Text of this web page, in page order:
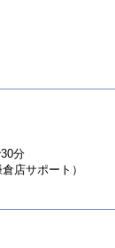
分
店サポート）